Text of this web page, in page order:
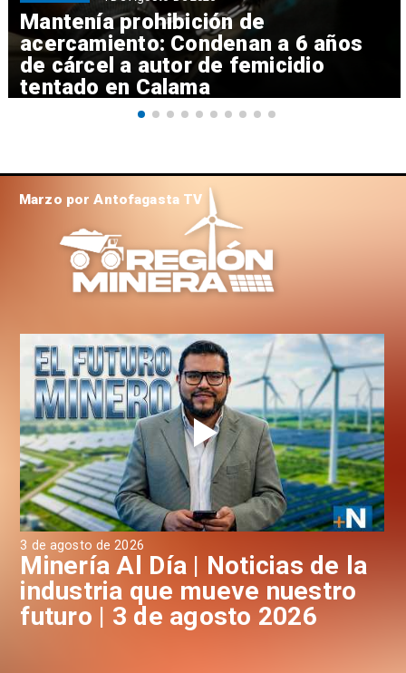
Mantenía prohibición de
acercamiento: Condenan a 6 años
de cárcel a autor de femicidio
tentado en Calama
3 de agosto de 2026
Minería Al Día | Noticias de la
industria que mueve nuestro
futuro | 3 de agosto 2026
Marzo por Antofagasta TV